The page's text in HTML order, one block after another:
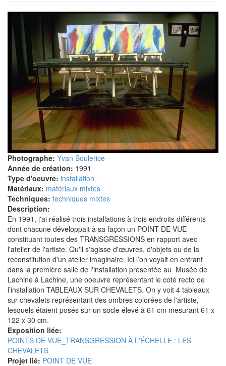
Photographe: Yvan Boulerice
Année de création: 1991
Type d'oeuvre: installation
Matériaux: matériaux mixtes
Techniques: techniques mixtes
Description:
En 1991, j'ai réalisé trois installations à trois endroits différents
dont chacune développait à sa façon un POINT DE VUE
constituant toutes des TRANSGRESSIONS en rapport avec
l'atelier de l'artiste. Qu'il s'agisse d'œuvres, d'objets ou de la
reconstitution d'un atelier imaginaire. Ici l’on voyait en entrant
dans la première salle de l'installation présentée au Musée de
Lachine à Lachine, une ooeuvre représentant le coté recto de
l’installation TABLEAUX SUR CHEVALETS. On y voit 4 tableaux
sur chevalets représentant des ombres colorées de l'artiste,
lesquels étaient posés sur un socle élevé à 61 cm mesurant 61 x
122 x 30 cm.
Exposition liée:
POINTS DE VUE_TRANSGRESSION À L'ÉCHELLE : LES
CHEVALETS
Projet lié: POINT DE VUE